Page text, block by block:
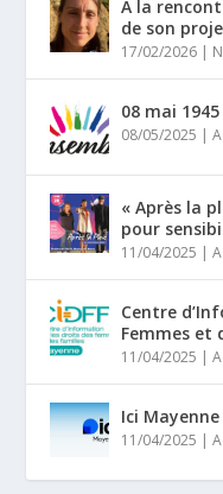
À la
de son
17/02/2026 |
08 mai
08/05/2025 |
« Après la
pour
11/04/2025 |
Centre
Femmes et
11/04/2025 |
Ici
11/04/2025 |